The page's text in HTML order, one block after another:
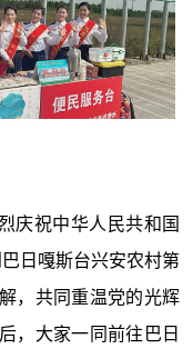
庆祝中华人民共和国
日嘎斯台兴安农村第
，共同重温党的光辉
，大家一同前往巴日